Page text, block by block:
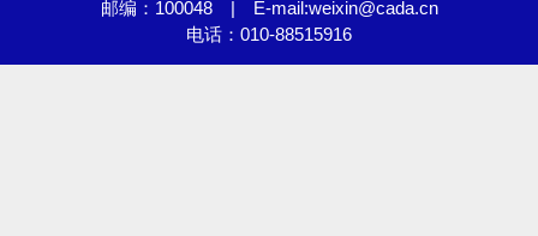
通协会
邮编：100048 | E-mail:weixin@cada.cn
电话：010-88515916